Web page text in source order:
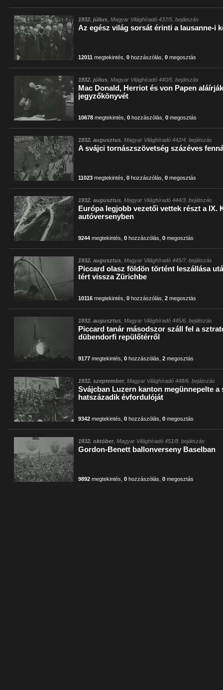
1932. július , Magyar Világhíradó 437/5. bejátszás
Az egész világ sorsát érinti a lausanne-i
12011 megtekintés ,0 hozzászólás ,0 megosztás
1932. július , Magyar Világhíradó 440/5. bejátszás
Mac Donald, Herriot és von Papen
jegyzőkönyvét
10678 megtekintés ,0 hozzászólás ,0 megosztás
1932. augusztus , Magyar Világhíradó 442/4. bejátszás
A svájci tornászszövetség százéves
11023 megtekintés ,0 hozzászólás ,0 megosztás
1932. augusztus , Magyar Világhíradó 444/3. bejátszás
Európa legjobb vezetői vettek részt a IX.
autóversenyben
9244 megtekintés ,0 hozzászólás ,0 megosztás
1932. augusztus , Magyar Világhíradó 445/7. bejátszás
Piccard olasz földön történt leszállása
tért vissza Zürichbe
10116 megtekintés ,0 hozzászólás ,2 megosztás
1932. augusztus , Magyar Világhíradó 445/6. bejátszás
Piccard tanár másodszor száll fel a
dübendorfi repülőtérről
9177 megtekintés ,0 hozzászólás ,2 megosztás
1932. szeptember, Magyar Világhíradó 448/6. bejátszás
Svájcban Luzern kanton megünnepelte
hatszázadik évfordulóját
9342 megtekintés ,0 hozzászólás ,0 megosztás
1932. október, Magyar Világhíradó 451/8. bejátszás
Gordon-Benett ballonverseny Baselban
9892 megtekintés ,0 hozzászólás ,0 megosztás